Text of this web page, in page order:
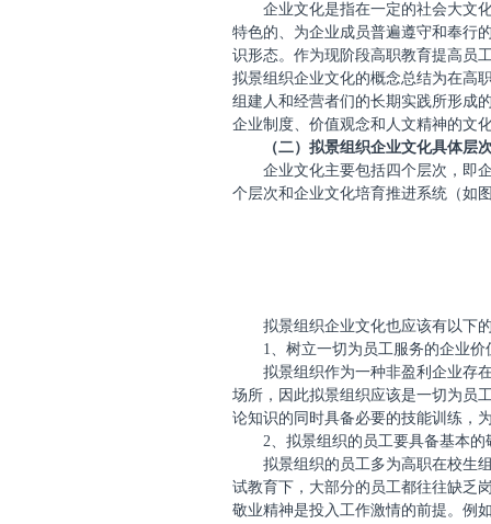
企业文化是指在一定的社会大文
特色的、为企业成员普遍遵守和奉行
识形态。作为现阶段高职教育提高员
拟景组织企业文化的概念总结为在高
组建人和经营者们的长期实践所形成
企业制度、价值观念和人文精神的文
（二）拟景组织企业文化具体层
企业文化主要包括四个层次，即
个层次和企业文化培育推进系统（如
拟景组织企业文化也应该有以下
1、树立一切为员工服务的企业价
拟景组织作为一种非盈利企业存
场所，因此拟景组织应该是一切为员
论知识的同时具备必要的技能训练，
2、拟景组织的员工要具备基本的
拟景组织的员工多为高职在校生
试教育下，大部分的员工都往往缺乏
敬业精神是投入工作激情的前提。例